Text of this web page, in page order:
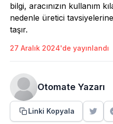
bilgi, aracınızın kullanım
nedenle üretici
taşır.
27 Aralık 2024'de yayınlandı
Otomate Yazarı
Linki Kopyala